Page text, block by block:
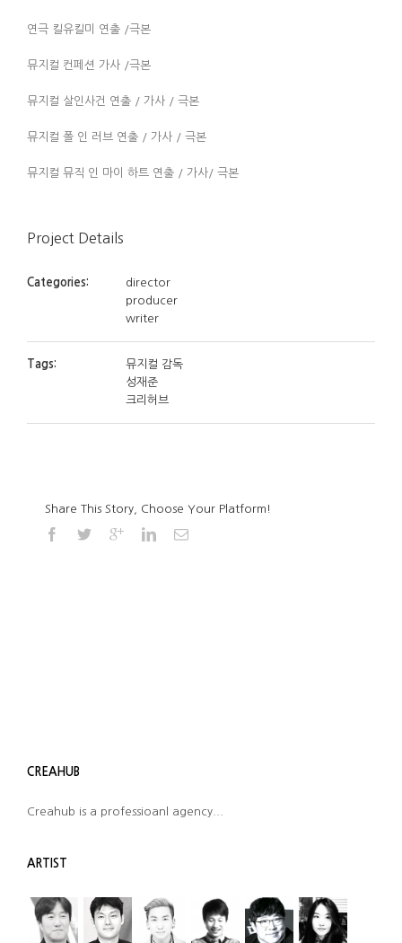
연극 킬유킬미 연출 /극본
뮤지컬 컨페션 가사 /극본
뮤지컬 살인사건 연출 / 가사 / 극본
뮤지컬 폴 인 러브 연출 / 가사 / 극본
뮤지컬 뮤직 인 마이 하트 연출 / 가사/ 극본
Project Details
Categories:
director
producer
writer
Tags:
뮤지컬 감독
성재준
크리허브
Share This Story, Choose Your Platform!
CREAHUB
Creahub is a professioanl agency...
ARTIST